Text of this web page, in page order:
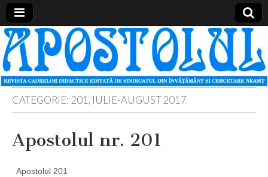
Apostolul
Revista
cadrelor
didactice
din
judetul
Neamt
CATEGORIE: 201, IULIE-AUGUST 2017
Apostolul nr. 201
Apostolul 201